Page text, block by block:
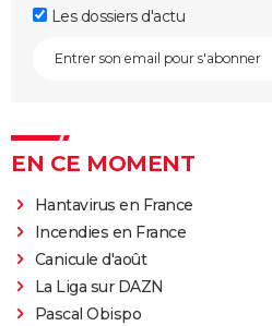
Les dossiers d'actu
EN CE MOMENT
Hantavirus en France
Incendies en France
Canicule d'août
La Liga sur DAZN
Pascal Obispo